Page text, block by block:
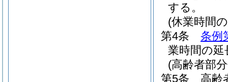
する。
(休業時間
第4条
条例
業時間の延
(高齢者部
第5条
高齢